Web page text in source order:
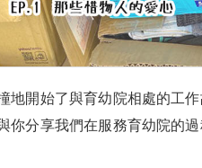
地開始了與育幼院相處的工
你分享我們在服務育幼院的